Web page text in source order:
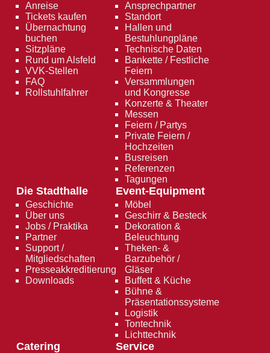
Anreise
Tickets kaufen
Übernachtung
buchen
Sitzpläne
Rund um Alsfeld
VVK-Stellen
FAQ
Rollstuhlfahrer
Ansprechpartner
Standort
Hallen und
Bestuhlungpläne
Technische Daten
Bankette / Festliche
Feiern
Versammlungen
und Kongresse
Konzerte & Theater
Messen
Feiern / Partys
Private Feiern /
Hochzeiten
Busreisen
Referenzen
Tagungen
Die Stadthalle
Geschichte
Über uns
Jobs / Praktika
Partner
Support /
Mitgliedschaften
Presseakkreditierung
Downloads
Event-Equipment
Möbel
Geschirr & Besteck
Dekoration &
Beleuchtung
Theken- &
Barzubehör /
Gläser
Buffett & Küche
Bühne &
Präsentationssysteme
Logistik
Tontechnik
Lichttechnik
Catering Service